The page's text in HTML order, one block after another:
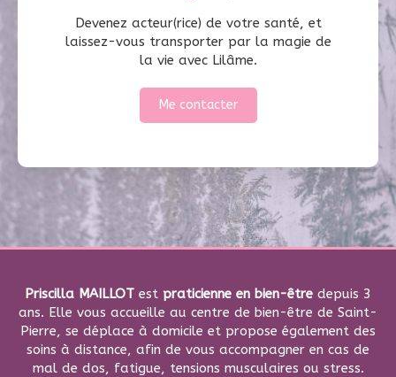
Devenez acteur(rice) de votre santé, et
laissez-vous transporter par la magie de
la vie avec Lilâme.
Me contacter
Priscilla MAILLOT est praticienne en bien-être depuis 3
ans. Elle vous accueille au centre de bien-être de Saint-
Pierre, se déplace à domicile et propose également des
soins à distance, afin de vous accompagner en cas de
mal de dos, fatigue, tensions musculaires ou stress.